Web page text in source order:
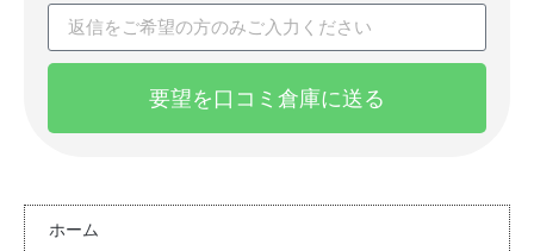
要望を口コミ倉庫に送る
ホーム